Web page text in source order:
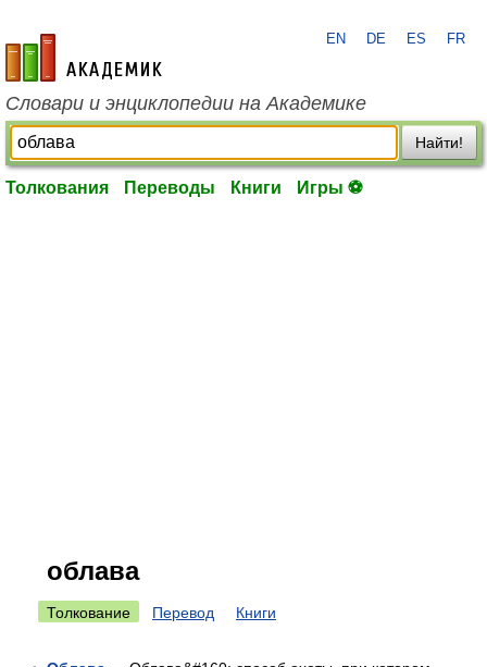
academic.ru
EN DE ES FR
Словари и энциклопедии на Академике
Найти!
Толкования Переводы Книги Игры ⚽
облава
Толкование Перевод Книги